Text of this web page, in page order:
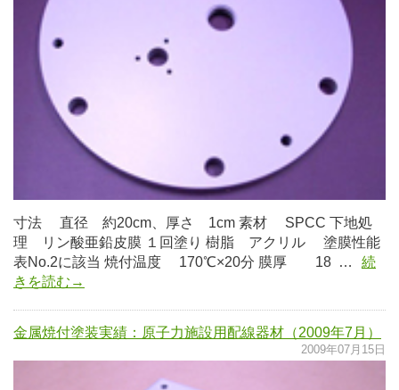
寸法 直径 約20cm、厚さ 1cm 素材 SPCC 下地処
理 リン酸亜鉛皮膜 １回塗り 樹脂 アクリル 塗膜性能
表No.2に該当 焼付温度 170℃×20分 膜厚 18 …
続
きを読む→
金属焼付塗装実績：原子力施設用配線器材（2009年7月）
2009年07月15日